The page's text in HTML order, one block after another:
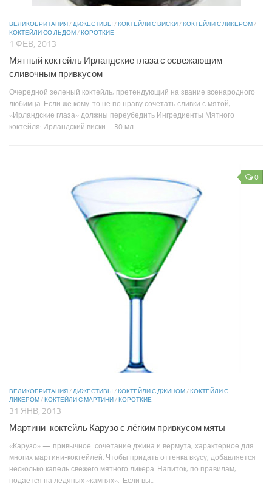
ВЕЛИКОБРИТАНИЯ/ДИЖЕСТИВЫ /КОКТЕЙЛИ С ВИСКИ/КОКТЕЙЛИ С ЛИКЕРОМ/
КОКТЕЙЛИ СО ЛЬДОМ/КОРОТКИЕ
1 ФЕВ, 2013
Мятный коктейль Ирландские глаза с освежающим
сливочным привкусом
Очередной зеленый коктейль, претендующий на звание всенародного
любимца. Если же кому-то не по нраву сочетать сливки с мятой,
«Ирландские глаза» должны переубедить Ингредиенты Мятного
коктейля: Ирландский виски – 30 мл...
0
ВЕЛИКОБРИТАНИЯ/ДИЖЕСТИВЫ /КОКТЕЙЛИ С ДЖИНОМ/КОКТЕЙЛИ С
ЛИКЕРОМ/КОКТЕЙЛИ С МАРТИНИ/КОРОТКИЕ
31 ЯНВ, 2013
Мартини-коктейль Карузо с лёгким привкусом мяты
«Карузо» — привычное сочетание джина и вермута, характерное для
многих мартини-коктейлей. Чтобы придать оттенка вкусу, добавляется
несколько капель свежего мятного ликера. Напиток, по правилам,
подается на ледяных «камнях». Если вы...